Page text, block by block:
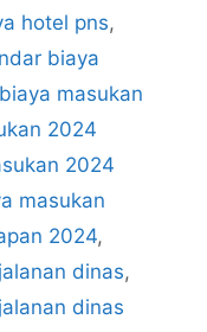
hotel pns,
biaya
masukan
2024
2024
masukan
2024,
dinas,
dinas